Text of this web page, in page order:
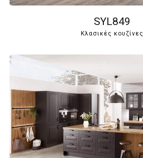
SYL849
Κλασικές κουζίνες